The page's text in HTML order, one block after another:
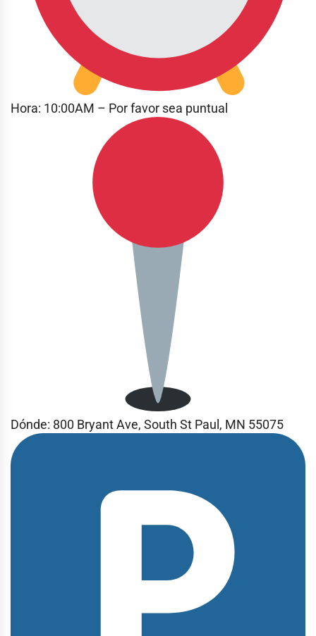
Hora: 10:00AM – Por favor sea puntual
Dónde: 800 Bryant Ave, South St Paul, MN 55075